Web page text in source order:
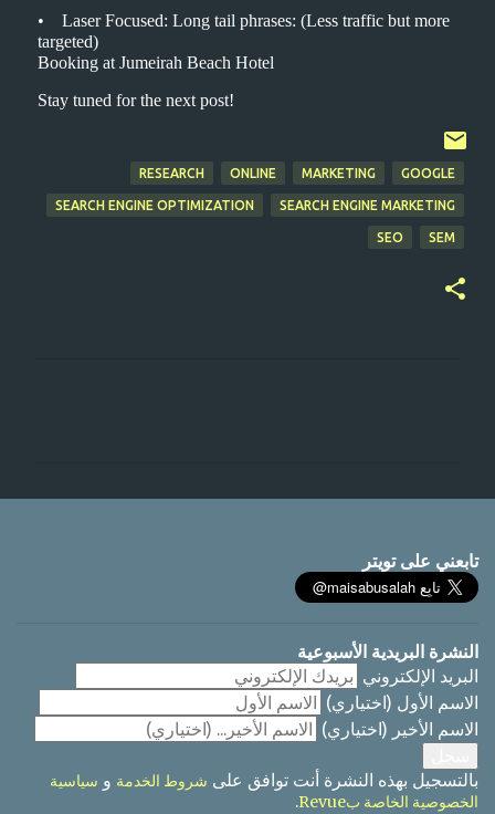
• Laser Focused: Long tail phrases: (Less traffic but more
targeted)
Booking at Jumeirah Beach Hotel
Stay tuned for the next post!
GOOGLE
MARKETING
ONLINE
RESEARCH
SEARCH ENGINE MARKETING
SEARCH ENGINE OPTIMIZATION
SEM
SEO
ت
تابعني على تويتر
النشرة البريدية الأسبوعية
البريد الإلكتروني
الاسم الأول (اختياري)
الاسم الأخير (اختياري)
بالتسجيل بهذه النشرة أنت توافق على شروط الخدمة و سياسية
الخصوصية الخاصة بRevue
.